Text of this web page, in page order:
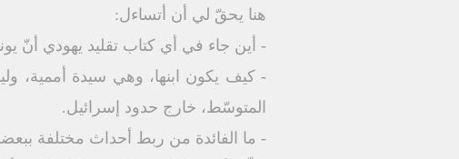
هنا يحقّ لي أن أتساءل:
- أين جاء في أي كتاب تقليد يهودي أنّ
- كيف يكون ابنها، وهي سيدة أممية،
المتوسّط، خارج حدود إسرائيل.
- ما الفائدة من ربط أحداث مختلفة